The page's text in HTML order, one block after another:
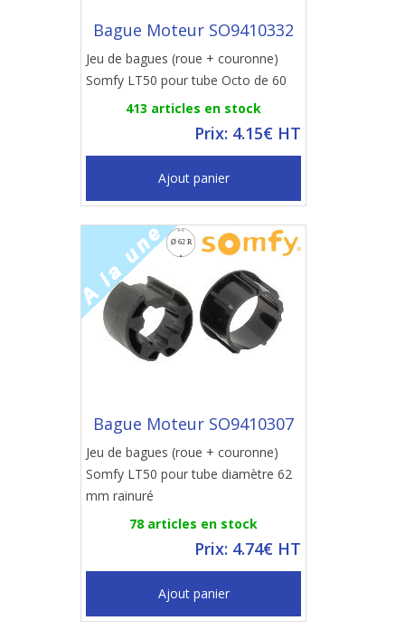
Bague Moteur SO9410332
Jeu de bagues (roue + couronne)
Somfy LT50 pour tube Octo de 60
413 articles en stock
Prix: 4.15€ HT
Ajout panier
Bague Moteur SO9410307
Jeu de bagues (roue + couronne)
Somfy LT50 pour tube diamètre 62
mm rainuré
78 articles en stock
Prix: 4.74€ HT
Ajout panier